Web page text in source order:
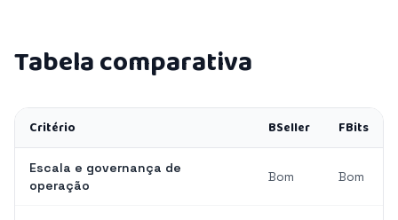
Tabela comparativa
Critério BSeller FBits
Escala e governança de
operação
Bom Bom